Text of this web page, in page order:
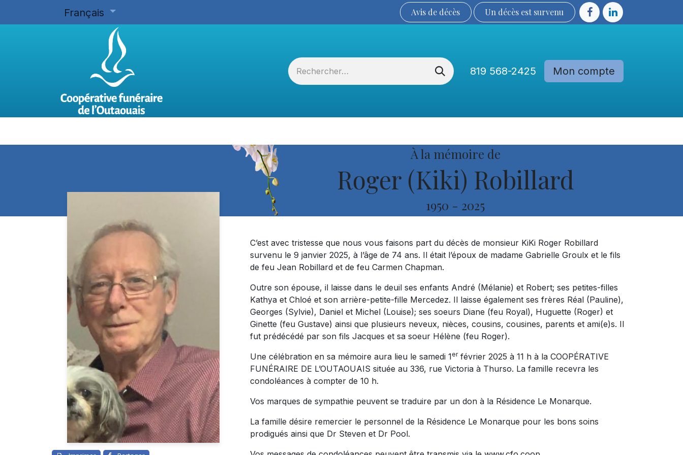
Français Avis de décès Un décès est sur​​​​​​​​ve​nu​​​​​​​​​​
819 568-2425 Mon compte
À la mémoire de
Roger (Kiki) Robillard
1950 - 2025
C’est avec tristesse que nous vous faisons part du décès de monsieur KiKi Roger Robillard
survenu le 9 janvier 2025, à l’âge de 74 ans. Il était l’époux de madame Gabrielle Groulx et le fils
de feu Jean Robillard et de feu Carmen Chapman.
Outre son épouse, il laisse dans le deuil ses enfants André (Mélanie) et Robert; ses petites-filles
Kathya et Chloé et son arrière-petite-fille Mercedez. Il laisse également ses frères Réal (Pauline),
Georges (Sylvie), Daniel et Michel (Louise); ses soeurs Diane (feu Royal), Huguette (Roger) et
Ginette (feu Gustave) ainsi que plusieurs neveux, nièces, cousins, cousines, parents et ami(e)s. Il
fut prédécédé par son fils Jacques et sa soeur Hélène (feu Roger).
Une célébration en sa mémoire aura lieu le samedi 1erfévrier 2025 à 11 h à la COOPÉRATIVE
FUNÉRAIRE DE L’OUTAOUAIS située au 336, rue Victoria à Thurso. La famille recevra les
condoléances à compter de 10 h.
Vos marques de sympathie peuvent se traduire par un don à la Résidence Le Monarque.
La famille désire remercier le personnel de la Résidence Le Monarque pour les bons soins
prodigués ainsi que Dr Steven et Dr Pool.